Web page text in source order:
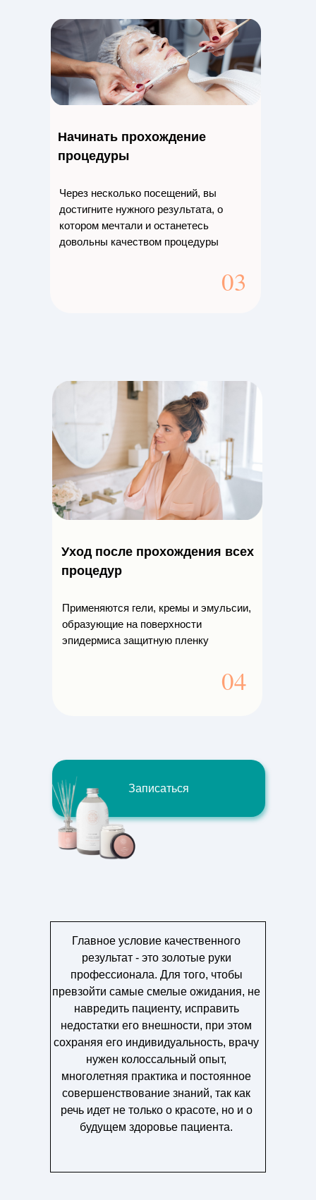
Начинать прохождение
процедуры
Через несколько посещений, вы
достигните нужного результата, о
котором мечтали и останетесь
довольны качеством процедуры
03
Уход после прохождения всех
процедур
Применяются гели, кремы и эмульсии,
образующие на поверхности
эпидермиса защитную пленку
04
Записаться
Главное условие качественного
результат - это золотые руки
профессионала. Для того, чтобы
превзойти самые смелые ожидания, не
навредить пациенту, исправить
недостатки его внешности, при этом
сохраняя его индивидуальность, врачу
нужен колоссальный опыт,
многолетняя практика и постоянное
совершенствование знаний, так как
речь идет не только о красоте, но и о
будущем здоровье пациента.